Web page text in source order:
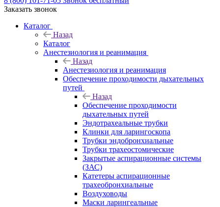
Заказать звонок
Каталог
Назад
Каталог
Анестезиология и реанимация
Назад
Анестезиология и реанимация
Обеспечение проходимости дыхательных
путей
Назад
Обеспечение проходимости
дыхательных путей
Эндотрахеальные трубки
Клинки для ларингоскопа
Трубки эндобронхиальные
Трубки трахеостомические
Закрытые аспирационные системы
(ЗАС)
Катетеры аспирационные
трахеобронхиальные
Воздуховоды
Маски ларингеальные